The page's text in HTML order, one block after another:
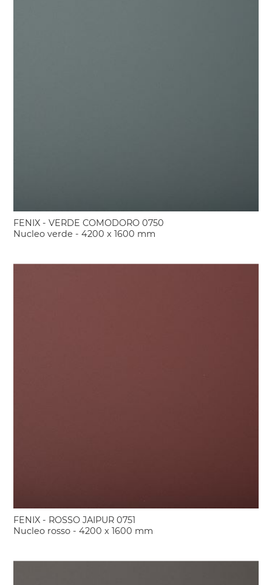
FENIX - VERDE COMODORO 0750
Nucleo verde - 4200 x 1600 mm
FENIX - ROSSO JAIPUR 0751
Nucleo rosso - 4200 x 1600 mm